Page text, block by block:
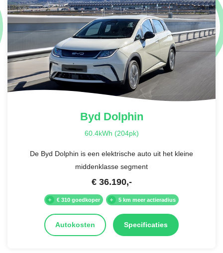
Byd Dolphin
60.4kWh (204pk)
De Byd Dolphin is een elektrische auto uit het kleine
middenklasse segment
€ 36.190,-
€ 310 goedkoper 5 km meer actieradius
Autokosten Specificaties